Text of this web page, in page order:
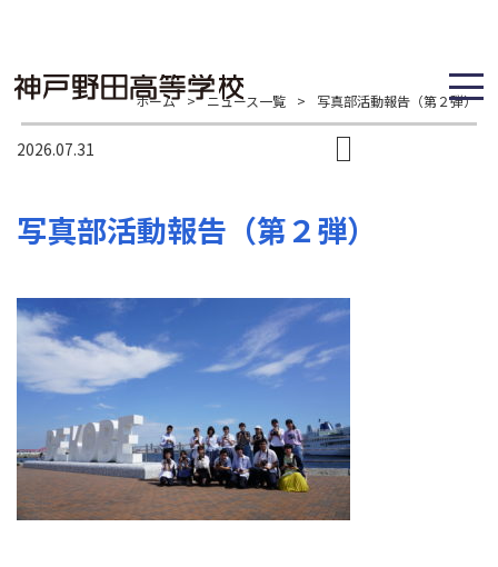
ホーム > ニュース一覧 > 写真部活動報告（第２弾）
2026.07.31
写真部活動報告（第２弾）